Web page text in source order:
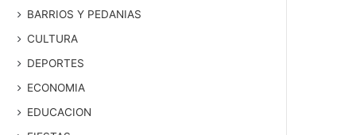
BARRIOS Y PEDANIAS
CULTURA
DEPORTES
ECONOMIA
EDUCACION